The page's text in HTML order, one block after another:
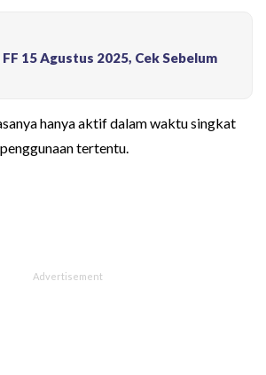
15 Agustus 2025, Cek Sebelum
hanya aktif dalam waktu singkat
tertentu.